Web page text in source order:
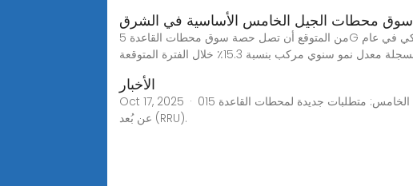
سوق محطات الجيل الخامس الأساسية في الشرق
من المتوقع أن تصل حصة سوق محطات القاعدة 5G في الشرق الأوسط وأفريقيا إلى 4,592.84 مليون دولار أمريكي بحلول عام 2030 من 1,468.31 مليون دولار أمريكي في عام
الأخبار
Oct 17, 2025 · 01التنمية الشاملة في عصر الجيل الخامس: متطلبات جديدة لمحطات القاعدة 5G! تتكون محطات قاعدة الجيل الخامس من وحدتي النطاق الأساسي (BBU) والراديو
عن بُعد (RRU).